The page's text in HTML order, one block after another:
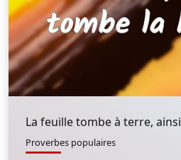
La feuille tombe à terre,
Proverbes populaires